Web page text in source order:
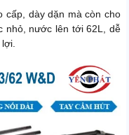
cấp, dày dặn mà còn cho
nhỏ, nước lên tới 62L, dễ
lợi.